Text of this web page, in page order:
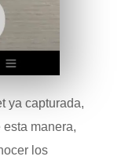
ya capturada,
esta manera,
los